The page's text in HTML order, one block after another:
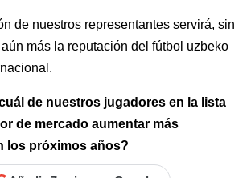
de nuestros representantes servirá, sin
más la reputación del fútbol uzbeko
de nuestros jugadores en la lista
de mercado aumentar más
los próximos años?